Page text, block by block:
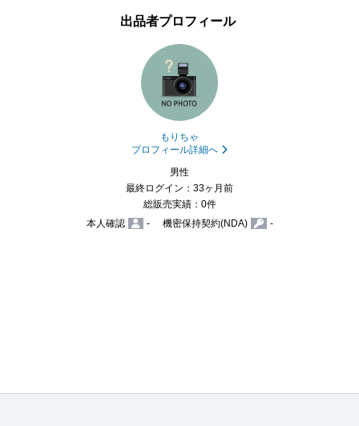
出品者プロフィール
もりちゃ
プロフィール詳細へ
男性
最終ログイン：33ヶ月前
総販売実績：0件
本人確認
- 機密保持契約(NDA) -